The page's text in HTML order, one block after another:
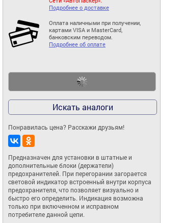
Подробнее о доставке
Оплата наличными при получении,
картами VISA и MasterCard,
банковским переводом.
Подробнее об оплате
Искать аналоги
Понравилась цена? Расскажи друзьям!
Предназначен для установки в штатные и
дополнительные блоки (держатели)
предохранителей. При перегорании загорается
световой индикатор встроенный внутри корпуса
предохранителя, что позволяет визуально и
быстро его определить. Индикация возможна
только при включенном и исправном
потребителе данной цепи.